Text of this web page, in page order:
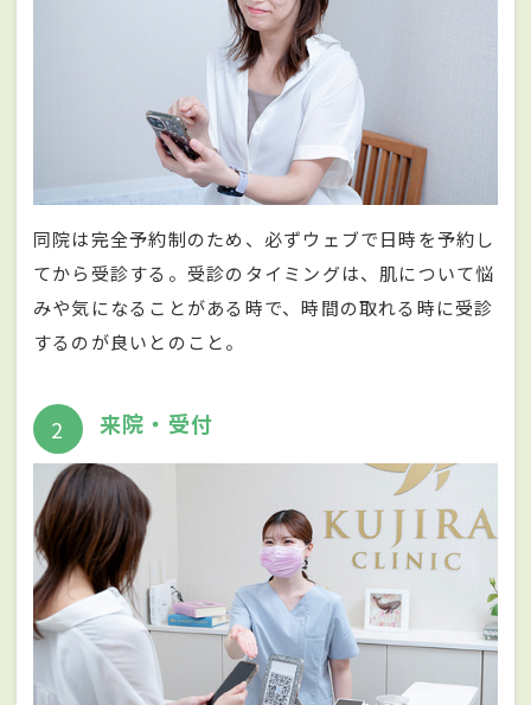
同院は完全予約制のため、必ずウェブで日時を予約し
てから受診する。受診のタイミングは、肌について悩
みや気になることがある時で、時間の取れる時に受診
するのが良いとのこと。
2 来院・受付